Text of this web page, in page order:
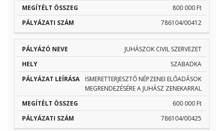
800 000 Ft
786104/00412
JUHÁSZOK CIVIL SZERVEZET
SZABADKA
ISMERETTERJESZTŐ NÉPZENEI ELŐADÁSOK
MEGRENDEZÉSÉRE A JUHÁSZ ZENEKARRAL
600 000 Ft
786104/00425